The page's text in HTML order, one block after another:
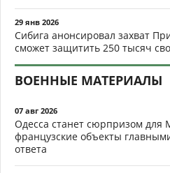
29 янв 2026
Сибига анонсировал захват
сможет защитить 250 тысяч
ВОЕННЫЕ МАТЕРИАЛЫ
07 авг 2026
Одесса станет сюрпризом для
французские объекты
ответа